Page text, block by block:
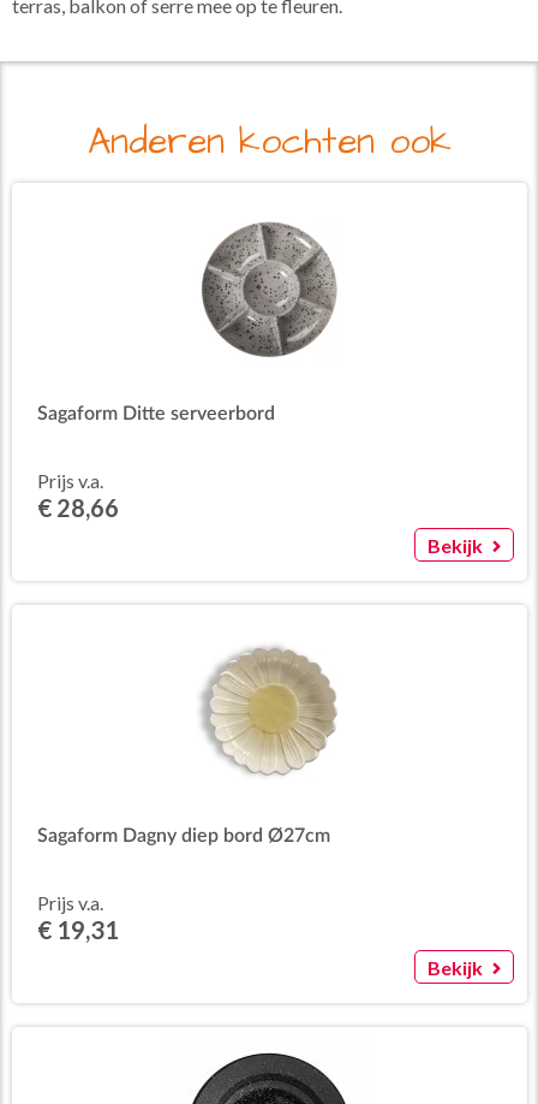
terras, balkon of serre mee op te fleuren.
Anderen kochten ook
Sagaform Ditte serveerbord
Prijs v.a.
€ 28,66
Bekijk
Sagaform Dagny diep bord Ø27cm
Prijs v.a.
€ 19,31
Bekijk